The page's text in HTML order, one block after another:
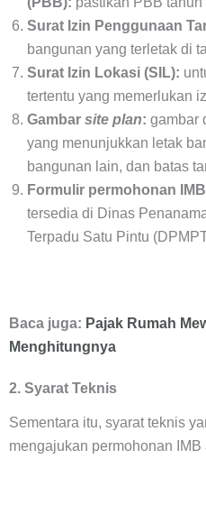
Surat Izin Penggunaan
bangunan yang terletak di
Surat Izin Lokasi (SIL):
tertentu yang memerlukan
Gambar site plan: gambar
yang menunjukkan letak
bangunan lain, dan batas
Formulir permohonan IMB
tersedia di Dinas
Terpadu Satu Pintu
Baca juga: Pajak Rumah
Menghitungnya
2. Syarat Teknis
Sementara itu, syarat teknis
mengajukan permohonan IMB